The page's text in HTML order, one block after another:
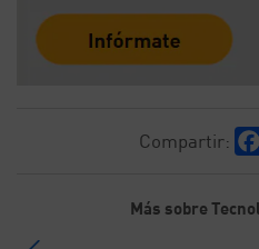
Compartir:
Más sobre